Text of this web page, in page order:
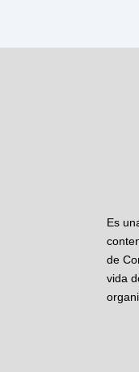
Es
de
vida